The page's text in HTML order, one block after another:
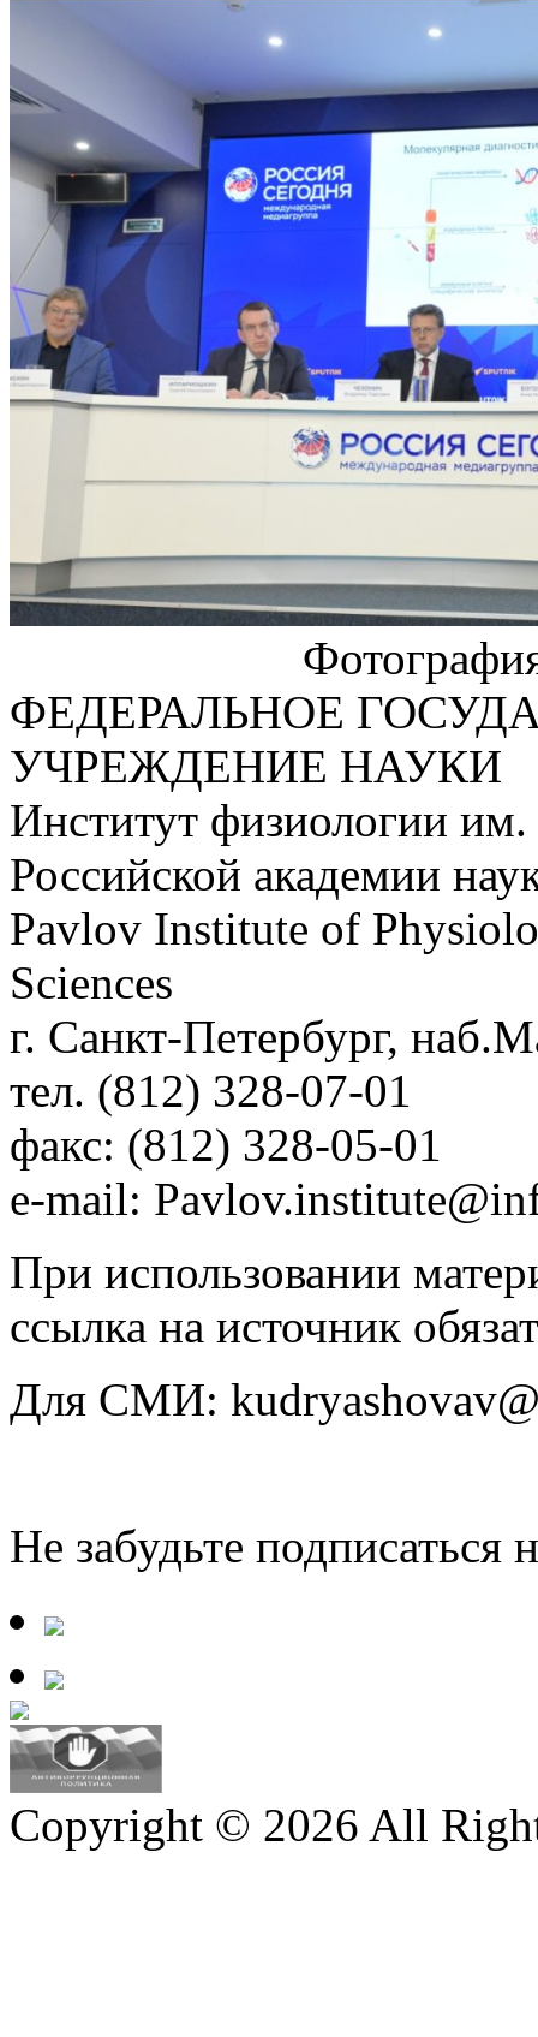
ФЕДЕРАЛЬНОЕ
УЧРЕЖДЕНИЕ НАУКИ
Институт физиологии
Российской академии
Pavlov Institute of
Sciences
г. Санкт-Петербург,
тел. (812) 328-07-01
факс: (812) 328-05-01
e-mail:
При использовании
ссылка на источник
Для СМИ:
Не забудьте подписаться
Copyright © 2026 All